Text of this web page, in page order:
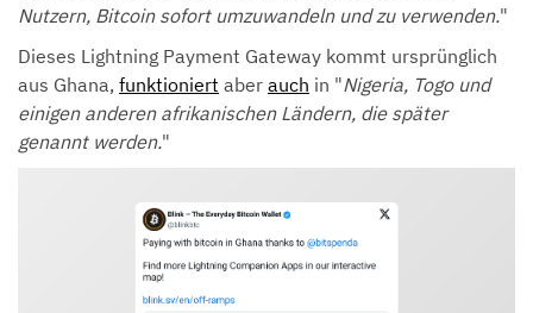
Nutzern, Bitcoin sofort umzuwandeln und zu verwenden."
Dieses Lightning Payment Gateway kommt ursprünglich
aus Ghana, funktioniert aber auch in "Nigeria, Togo und
einigen anderen afrikanischen Ländern, die später
genannt werden."